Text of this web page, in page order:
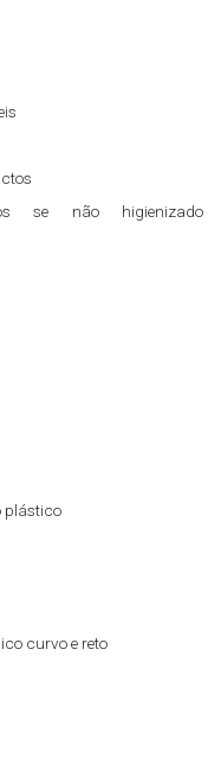
se não higienizado
plástico
curvo e reto